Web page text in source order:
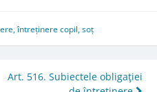
,întreținere copil,soț
Art. 516. Subiectele obligaţiei